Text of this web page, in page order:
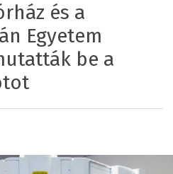
és a
Egyetem
be a